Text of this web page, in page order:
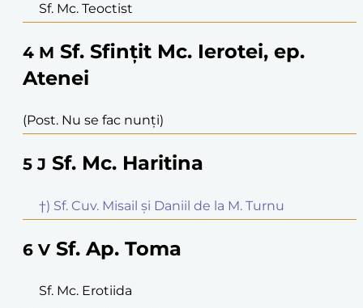
Sf. Mc. Teoctist
4 M Sf. Sfințit Mc. Ierotei, ep.
Atenei
(Post. Nu se fac nunți)
5 J Sf. Mc. Haritina
†) Sf. Cuv. Misail și Daniil de la M. Turnu
6 V Sf. Ap. Toma
Sf. Mc. Erotiida